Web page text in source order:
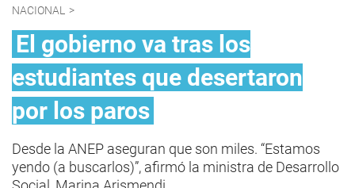
NACIONAL >
El gobierno va tras los
estudiantes que desertaron
por los paros
Desde la ANEP aseguran que son miles. “Estamos
yendo (a buscarlos)”, afirmó la ministra de Desarrollo